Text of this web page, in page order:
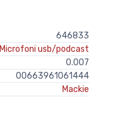
646833
Microfoni usb/podcast
0.007
00663961061444
Mackie